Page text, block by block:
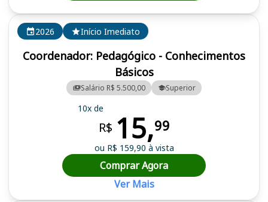
2026 Início Imediato
Coordenador: Pedagógico - Conhecimentos
Básicos
Salário R$ 5.500,00 Superior
10x de
R$ 15,99
ou R$ 159,90 à vista
Comprar Agora
Ver Mais